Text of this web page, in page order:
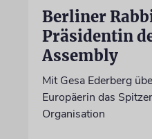
Berliner
Präsidentin
Assembly
Mit Gesa Ederberg
Europäerin das
Organisation